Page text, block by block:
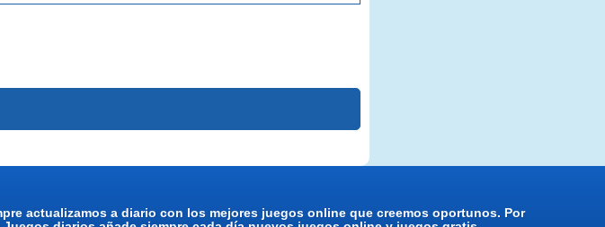
actualizamos a diario con los mejores juegos online que creemos oportunos. Por